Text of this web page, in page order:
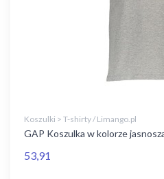
Koszulki > T-shirty / Limango.pl
GAP Koszulka w kolorze
53,91